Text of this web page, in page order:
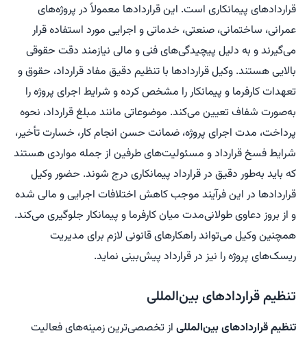
قراردادهای پیمانکاری است. این قراردادها معمولاً در پروژه‌های
عمرانی، ساختمانی، صنعتی، خدماتی و اجرایی مورد استفاده قرار
می‌گیرند و به دلیل پیچیدگی‌های فنی و مالی نیازمند دقت حقوقی
بالایی هستند. وکیل قراردادها با تنظیم دقیق مفاد قرارداد، حقوق و
تعهدات کارفرما و پیمانکار را مشخص کرده و شرایط اجرای پروژه را
به‌صورت شفاف تعیین می‌کند. موضوعاتی مانند مبلغ قرارداد، نحوه
پرداخت، مدت اجرای پروژه، ضمانت حسن انجام کار، خسارت تأخیر،
شرایط فسخ قرارداد و مسئولیت‌های طرفین از جمله مواردی هستند
که باید به‌طور دقیق در قرارداد پیمانکاری درج شوند. حضور وکیل
قراردادها در این فرآیند موجب کاهش اختلافات اجرایی و مالی شده
و از بروز دعاوی طولانی‌مدت میان کارفرما و پیمانکار جلوگیری می‌کند.
همچنین وکیل می‌تواند راهکارهای قانونی لازم برای مدیریت
ریسک‌های پروژه را نیز در قرارداد پیش‌بینی نماید.
تنظیم قراردادهای بین‌المللی
تنظیم قراردادهای بین‌المللی از تخصصی‌ترین زمینه‌های فعالیت